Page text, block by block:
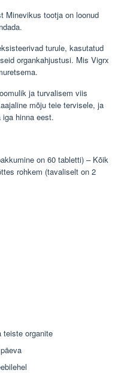
Minevikus tootja on loonud
turule, kasutatud
organkahjustusi. Mis Vigrx
ja turvalisem viis
mõju teie tervisele, ja
hinna eest.
on 60 tabletti) – Kõik
rohkem (tavaliselt on 2
teiste organite